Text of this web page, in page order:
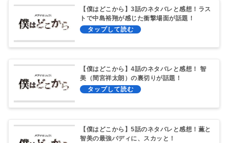
【僕はどこから】3話のネタバレと感想！ラス
トで中島裕翔が感じた衝撃場面が話題！
【僕はどこから】4話のネタバレと感想！ 智
美（間宮祥太朗）の裏切りが話題！
【僕はどこから】5話のネタバレと感想！薫と
智美の最強バディに、スカッと！